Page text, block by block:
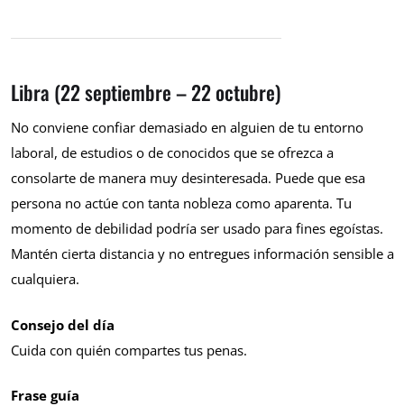
Libra (22 septiembre – 22 octubre)
No conviene confiar demasiado en alguien de tu entorno
laboral, de estudios o de conocidos que se ofrezca a
consolarte de manera muy desinteresada. Puede que esa
persona no actúe con tanta nobleza como aparenta. Tu
momento de debilidad podría ser usado para fines egoístas.
Mantén cierta distancia y no entregues información sensible a
cualquiera.
Consejo del día
Cuida con quién compartes tus penas.
Frase guía